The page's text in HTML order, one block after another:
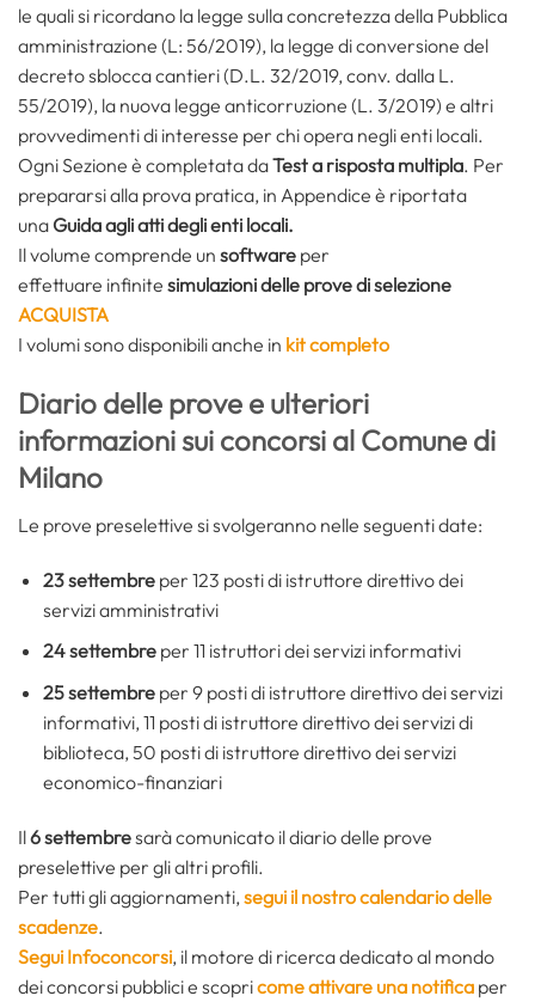
le quali si ricordano la legge sulla concretezza della Pubblica
amministrazione (L: 56/2019), la legge di conversione del
decreto sblocca cantieri (D.L. 32/2019, conv. dalla L.
55/2019), la nuova legge anticorruzione (L. 3/2019) e altri
provvedimenti di interesse per chi opera negli enti locali.
Ogni Sezione è completata daTest a risposta multipla. Per
prepararsi alla prova pratica, in Appendice è riportata
una Guida agli atti degli enti locali.
Il volume comprende un software per
effettuare infinite simulazioni delle prove di selezione
ACQUISTA
I volumi sono disponibili anche in kit completo
Diario delle prove e ulteriori
informazioni sui concorsi al Comune di
Milano
Le prove preselettive si svolgeranno nelle seguenti date:
23 settembreper 123 posti di istruttore direttivo dei
servizi amministrativi
24 settembreper 11 istruttori dei servizi informativi
25 settembreper 9 posti di istruttore direttivo dei servizi
informativi, 11 posti di istruttore direttivo dei servizi di
biblioteca, 50 posti di istruttore direttivo dei servizi
economico-finanziari
Il6 settembresarà comunicato il diario delle prove
preselettive per gli altri profili.
Per tutti gli aggiornamenti, segui il nostro calendario delle
scadenze.
Segui Infoconcorsi, il motore di ricerca dedicato al mondo
dei concorsi pubblici e scopricome attivare una notifica per